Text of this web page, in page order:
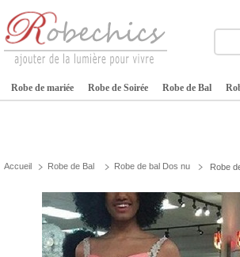
Robe de mariée Robe de Soirée Robe de Bal
Accueil Robe de Bal Robe de bal Dos nu Robe